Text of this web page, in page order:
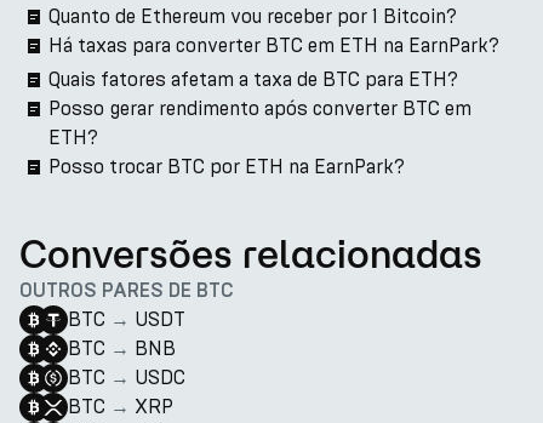
Quanto de Ethereum vou receber por 1 Bitcoin?
Há taxas para converter BTC em ETH na EarnPark?
Quais fatores afetam a taxa de BTC para ETH?
Posso gerar rendimento após converter BTC em
ETH?
Posso trocar BTC por ETH na EarnPark?
Conversões relacionadas
OUTROS PARES DE BTC
BTC → USDT
BTC → BNB
BTC → USDC
BTC → XRP